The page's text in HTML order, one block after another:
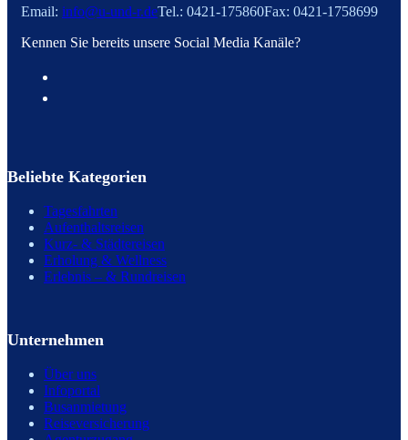
Email: info@u-und-r.deTel.: 0421-175860Fax: 0421-1758699
Kennen Sie bereits unsere Social Media Kanäle?
Beliebte Kategorien
Tagesfahrten
Aufenthaltsreisen
Kurz- & Städtereisen
Erholung & Wellness
Erlebnis – & Rundreisen
Unternehmen
Über uns
Infoportal
Busanmietung
Reiseversicherung